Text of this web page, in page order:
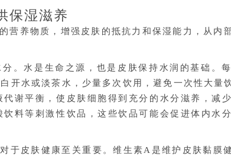
保湿滋养
营养物质，增强皮肤的抵抗力和保湿能力，从内
。水是生命之源，也是皮肤保持水润的基础。
开水或淡茶水，少量多次饮用，避免一次性大量
谢平衡，使皮肤细胞得到充分的水分滋养，减
料等刺激性饮品，这些饮品可能会促进体内水
于皮肤健康至关重要。维生素A是维护皮肤黏膜